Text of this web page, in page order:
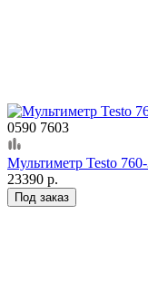
0590 7603
Мультиметр Testo
23390 р.
Под заказ